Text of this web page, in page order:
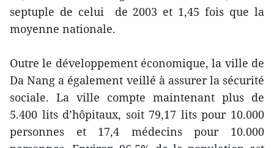
septuple de celui de 2003 et 1,45 fois que la
moyenne nationale.
Outre le développement économique, la ville de
Da Nang a également veillé à assurer la sécurité
sociale. La ville compte maintenant plus de
5.400 lits d’hôpitaux, soit 79,17 lits pour 10.000
personnes et 17,4 médecins pour 10.000